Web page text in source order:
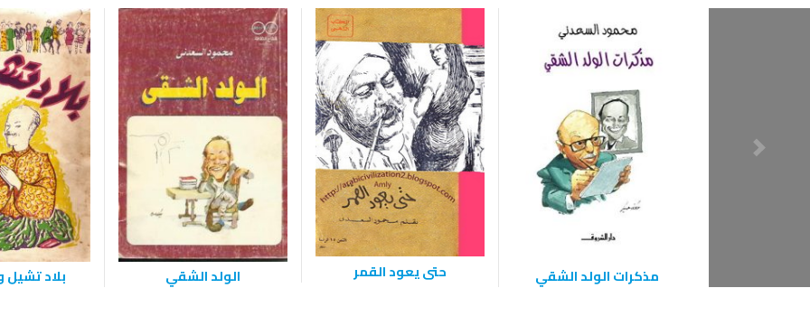
مذكرات الولد الشقي حتى يعود القمر الولد الشقي بلاد تشيل